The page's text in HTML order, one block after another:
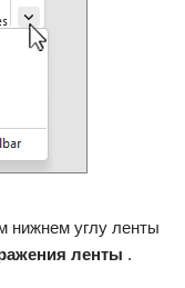
нижнем углу ленты
ленты .